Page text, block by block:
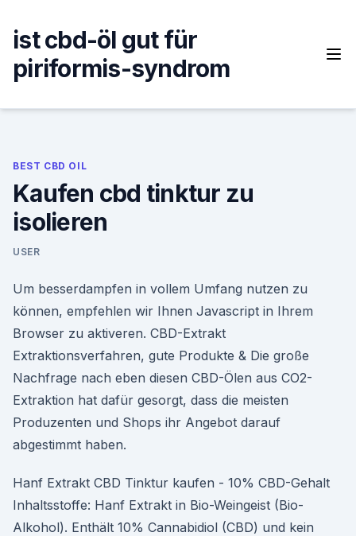
content
ist cbd-öl gut für
piriformis-syndrom
BEST CBD OIL
Kaufen cbd tinktur zu
isolieren
USER
Um besserdampfen in vollem Umfang nutzen zu
können, empfehlen wir Ihnen Javascript in Ihrem
Browser zu aktiveren. CBD-Extrakt
Extraktionsverfahren, gute Produkte & Die große
Nachfrage nach eben diesen CBD-Ölen aus CO2-
Extraktion hat dafür gesorgt, dass die meisten
Produzenten und Shops ihr Angebot darauf
abgestimmt haben.
Hanf Extrakt CBD Tinktur kaufen - 10% CBD-Gehalt
Inhaltsstoffe: Hanf Extrakt in Bio-Weingeist (Bio-
Alkohol). Enthält 10% Cannabidiol (CBD) und kein